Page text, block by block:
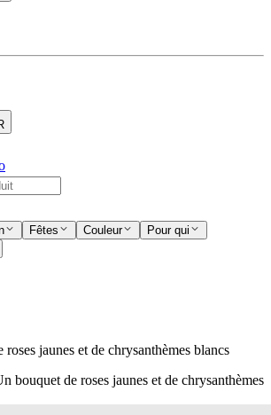
Fêtes Couleur
Pour qui
jaunes et de chrysanthèmes blancs
bouquet de roses jaunes et de chrysanthèmes